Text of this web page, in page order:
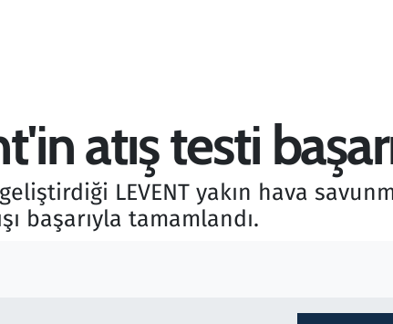
atış testi
LEVENT yakın hava
başarıyla tamamlandı.